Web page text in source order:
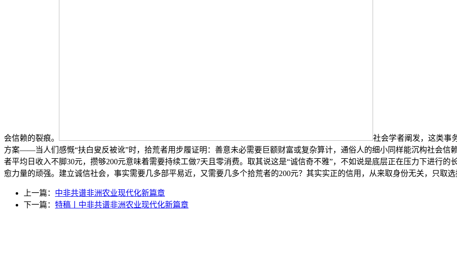
会信赖的裂痕。
社会学者阐发，这类事
方案——当人们感慨“扶白叟反被讹”时，拾荒者用步履证明：善意未必需要巨额财富或复杂算计，通俗人的细小同样能沉构社会信
者平均日收入不脚30元，攒够200元意味着需要持续工做7天且零消费。取其说这是“诚信奇不雅”，不如说是底层正在压力下进行
愈力量的顽强。建立诚信社会，事实需要几多部平易近，又需要几多个拾荒者的200元？其实实正的信用，从来取身份无关，只取选
上一篇： 中非共谱非洲农业现代化新篇章
下一篇： 特稿丨中非共谱非洲农业现代化新篇章